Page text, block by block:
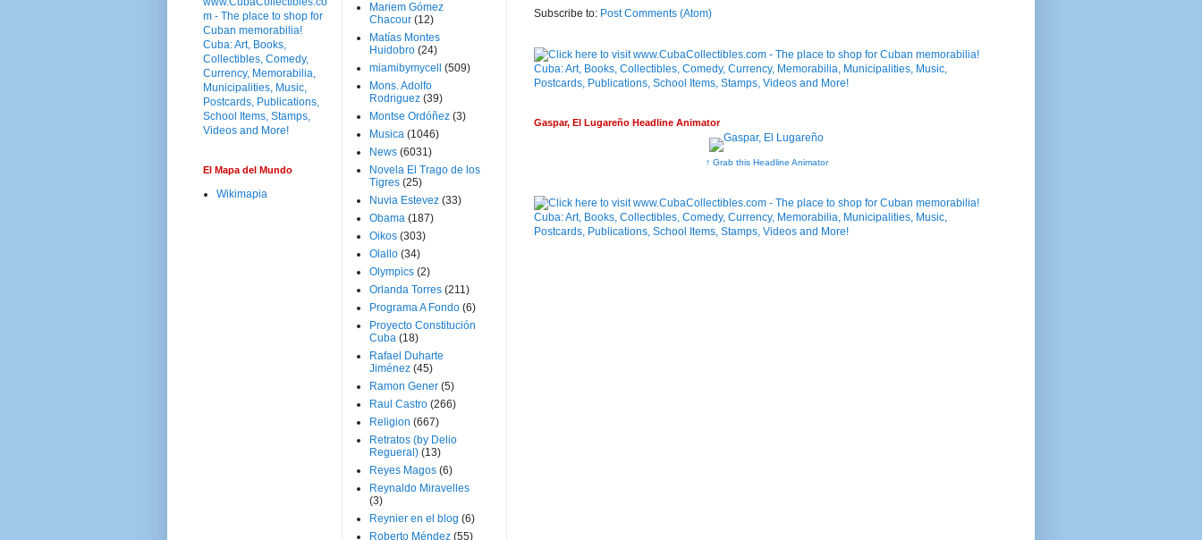
Subscribe to: Post Comments (Atom)
Gaspar, El Lugareño Headline Animator
↑ Grab this Headline Animator
El Mapa del Mundo
Wikimapia
Mariem Gómez
Chacour (12)
Matías Montes
Huidobro (24)
miamibymycell
(509)
Mons. Adolfo
Rodriguez (39)
Montse Ordóñez (3)
Musica (1046)
News (6031)
Novela El Trago de los
Tigres (25)
Nuvia Estevez (33)
Obama (187)
Oikos (303)
Olallo (34)
Olympics (2)
Orlanda Torres (211)
Programa A Fondo (6)
Proyecto Constitución
Cuba (18)
Rafael Duharte
Jiménez (45)
Ramon Gener (5)
Raul Castro (266)
Religion (667)
Retratos (by Delio
Regueral) (13)
Reyes Magos (6)
Reynaldo Miravelles
(3)
Reynier en el blog (6)
Roberto Méndez (55)